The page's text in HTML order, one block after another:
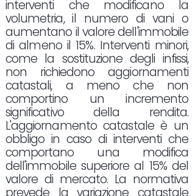
interventi che modificano la
volumetria, il numero di vani o
aumentano il valore dell'immobile
di almeno il 15%. Interventi minori,
come la sostituzione degli infissi,
non richiedono aggiornamenti
catastali, a meno che non
comportino un incremento
significativo della rendita.
L'aggiornamento catastale è un
obbligo in caso di interventi che
comportano una modifica
dell'immobile superiore al 15% del
valore di mercato. La normativa
prevede la variazione catastale